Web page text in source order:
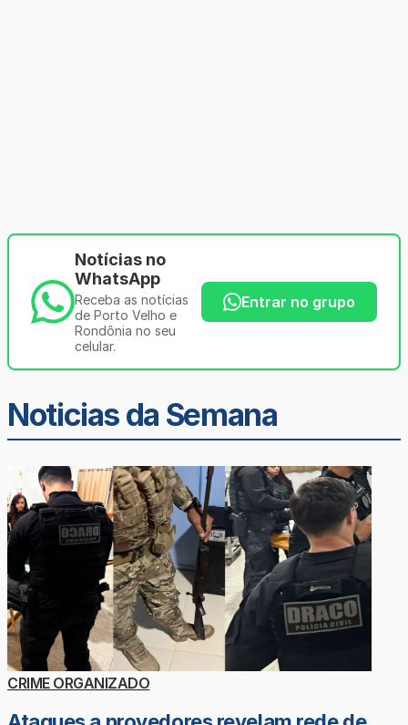
Notícias no
WhatsApp
Receba as notícias
de Porto Velho e
Rondônia no seu
celular.
Entrar no grupo
Noticias da Semana
CRIME ORGANIZADO